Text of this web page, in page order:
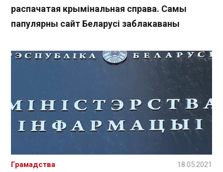
распачатая крымінальная справа. Самы
папулярны сайт Беларусі заблакаваны
Грамадства 18.05.2021